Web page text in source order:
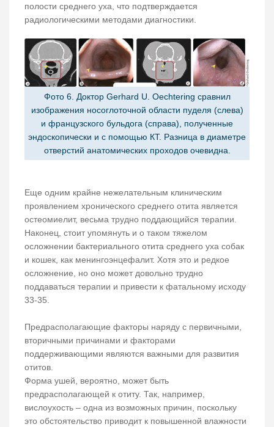
полости среднего уха, что подтверждается
радиологическими методами диагностики.
Фото 6. Доктор Gerhard U. Oechtering сравнил
изображения носоглоточной области пуделя (слева)
и французского бульдога (справа), полученные
эндоскопически и с помощью КТ. Разница в диаметре
отверстий анатомических проходов очевидна.
Еще одним крайне нежелательным клиническим
проявлением хронического среднего отита является
остеомиелит, весьма трудно поддающийся терапии.
Наконец, стоит упомянуть и о таком тяжелом
осложнении бактериального отита среднего уха собак
и кошек, как менингоэнцефалит. Хотя это и редкое
осложнение, но оно может довольно трудно
поддаваться терапии и привести к фатальному исходу
33-35.
Предрасполагающие факторы наряду с первичными,
вторичными причинами и факторами
поддерживающими являются важными для развития
отитов.
Форма ушей, вероятно, может быть
предрасполагающей к отиту. Так, например,
вислоухость – одна из возможных причин, поскольку
это обстоятельство приводит к повышенной влажности